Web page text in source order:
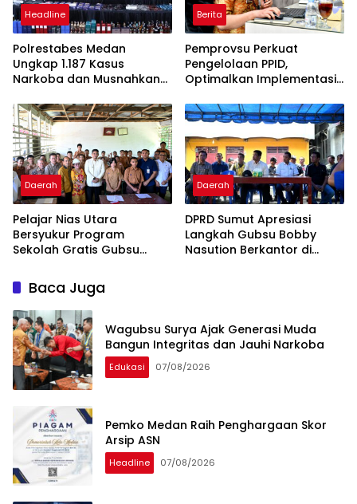
Headline
Polrestabes Medan
Ungkap 1.187 Kasus
Narkoba dan Musnahkan
Bukti
Berita
Pemprovsu Perkuat
Pengelolaan PPID,
Optimalkan Implementasi
Tahun 2026
Daerah
Pelajar Nias Utara
Bersyukur Program
Sekolah Gratis Gubsu
Beban Orang Tua
Daerah
DPRD Sumut Apresiasi
Langkah Gubsu Bobby
Nasution Berkantor di
Baca Juga
Wagubsu Surya Ajak Generasi Muda
Bangun Integritas dan Jauhi Narkoba
Edukasi 07/08/2026
Pemko Medan Raih Penghargaan Skor
Arsip ASN
Headline 07/08/2026